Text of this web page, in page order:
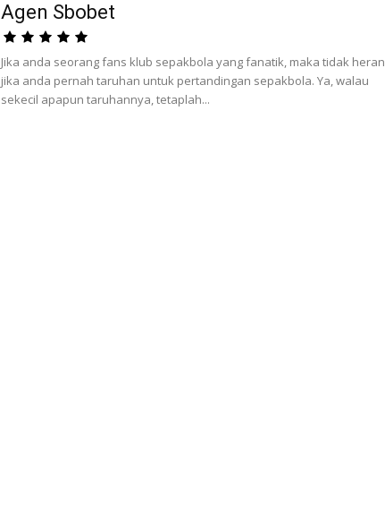
Agen Sbobet
Jika anda seorang fans klub sepakbola yang fanatik, maka tidak heran
jika anda pernah taruhan untuk pertandingan sepakbola. Ya, walau
sekecil apapun taruhannya, tetaplah...